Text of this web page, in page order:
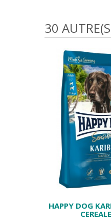
30
HAPPY DOG